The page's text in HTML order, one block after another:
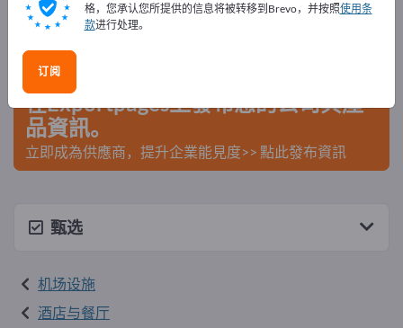
在Exportpages免費刊登廣告！
需求 – 供應 – 二手商品 – 商業聯繫 >> 由此開始
在Exportpages上發布您的公司與產
品資訊。
立即成為供應商，提升企業能見度>> 點此發布資訊
甄选
机场设施
酒店与餐厅
格，您承认您所提供的信息将被转移到Brevo，并按照使用条
款进行处理。
订阅